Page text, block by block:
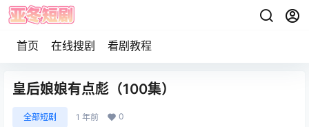
首页 在线搜剧 看剧教程
皇后娘娘有点彪（100集）
全部短剧 1 年前 0